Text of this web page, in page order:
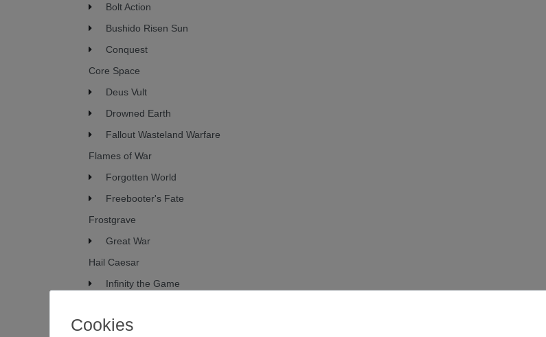
Bolt Action
Bushido Risen Sun
Conquest
Core Space
Deus Vult
Drowned Earth
Fallout Wasteland Warfare
Flames of War
Forgotten World
Freebooter's Fate
Frostgrave
Great War
Hail Caesar
Infinity the Game
Kugelhagel und Steinhagel
Cookies